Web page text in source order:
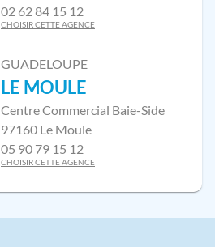
02 62 84 15 12
CHOISIR CETTE AGENCE
GUADELOUPE
LE MOULE
Centre Commercial Baie-Side
97160 Le Moule
05 90 79 15 12
CHOISIR CETTE AGENCE